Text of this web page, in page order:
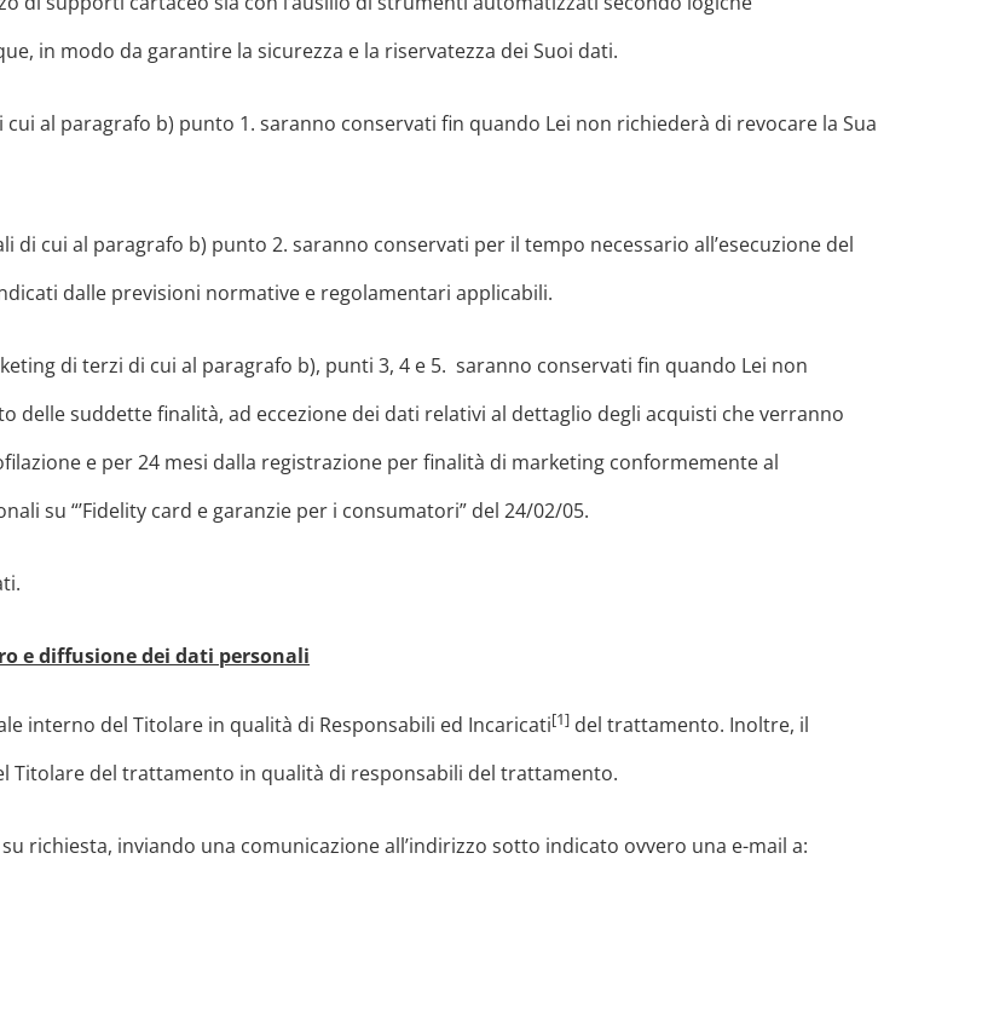
in modo da garantire la sicurezza e la riservatezza dei Suoi dati.
al paragrafo b) punto 1. saranno conservati fin quando Lei non richiederà di revocare la Sua
cui al paragrafo b) punto 2. saranno conservati per il tempo necessario all’esecuzione del
dalle previsioni normative e regolamentari applicabili.
di terzi di cui al paragrafo b), punti 3, 4 e 5. saranno conservati fin quando Lei non
delle suddette finalità, ad eccezione dei dati relativi al dettaglio degli acquisti che verranno
e per 24 mesi dalla registrazione per finalità di marketing conformemente al
su “’Fidelity card e garanzie per i consumatori” del 24/02/05.
e diffusione dei dati personali
interno del Titolare in qualità di Responsabili ed Incaricati[1] del trattamento. Inoltre, il
del trattamento in qualità di responsabili del trattamento.
richiesta, inviando una comunicazione all’indirizzo sotto indicato ovvero una e-mail a: